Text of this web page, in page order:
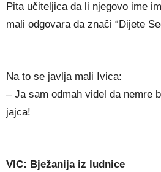
Pita učiteljica da li njegovo ime
mali odgovara da znači “Dijete
Na to se javlja mali Ivica:
– Ja sam odmah videl da nemre
jajca!
VIC: Bježanija iz ludnice